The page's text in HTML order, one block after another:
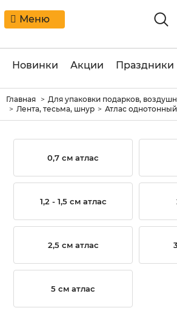
Меню
Новинки Акции Праздники
Главная
Для упаковки подарков,
Лента, тесьма, шнур
Атлас однотонный
0,7 см атлас
1,2 - 1,5 см атлас
2,5 см атлас
5 см атлас